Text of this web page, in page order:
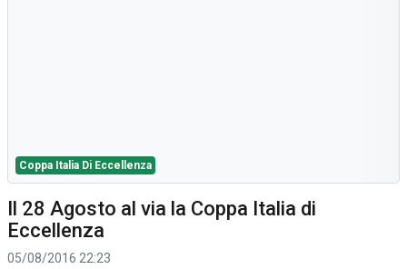
Coppa Italia Di Eccellenza
Il 28 Agosto al via la Coppa Italia di
Eccellenza
05/08/2016 22:23